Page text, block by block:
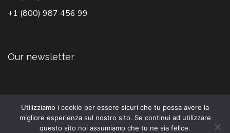
+1 (800) 987 456 99
Our newsletter
Utilizziamo i cookie per essere sicuri che tu possa avere la
migliore esperienza sul nostro sito. Se continui ad utilizzare
questo sito noi assumiamo che tu ne sia felice.